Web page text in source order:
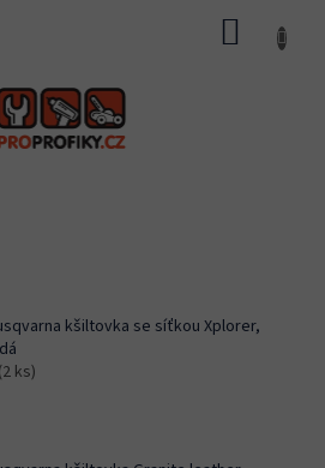
kšiltovka se síťkou Xplorer,
(2 ks)